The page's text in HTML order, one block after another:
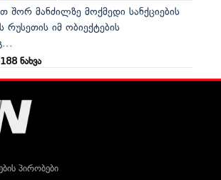
შორ მანძილზე მოქმედი სანქციების
რუსეთის იმ ობიექტების
ნახვა
პირობები